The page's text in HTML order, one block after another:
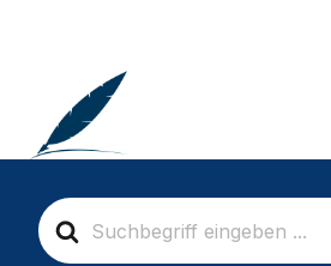
S
e
a